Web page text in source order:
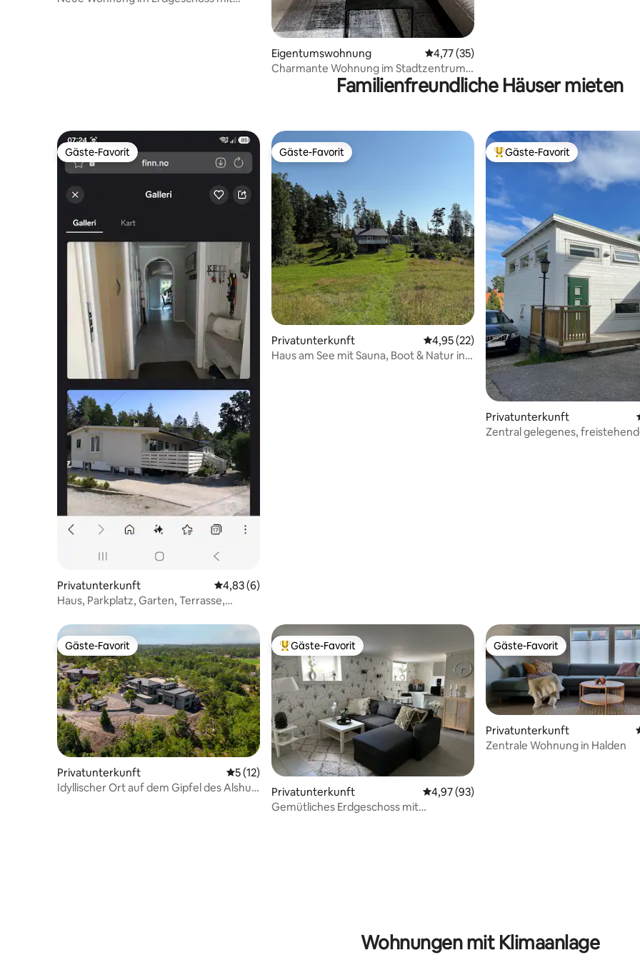
Eigentumswohnung Durchschnittliche Bewertung: 4,77 von 5,
4,77 (35)
Charmante Wohnung im Stadtzentrum
Familienfreundliche Häuser mieten
Gäste-Favorit
Gäste-Favorit
Privatunterkunft Durchschnittliche Bewertung: 4,83 von 5, 6 Bewertungen
4,83 (6)
Haus, Parkplatz, Garten, Terrasse,
Gäste-Favorit
Gäste-Favorit
Privatunterkunft Durchschnittliche Bewertung: 4,95 von 5,
4,95 (22)
Haus am See mit Sauna, Boot & Natur in
Beliebter Gäste-Favorit.
Gäste-Favorit
Privatunterkunft
Zentral gelegenes,
Gäste-Favorit
Gäste-Favorit
Privatunterkunft Durchschnittliche Bewertung: 5 von 5, 12 Bewertungen
5 (12)
Idyllischer Ort auf dem Gipfel des Alshus,
Beliebter Gäste-Favorit.
Gäste-Favorit
Privatunterkunft Durchschnittliche Bewertung: 4,97 von 5,
4,97 (93)
Gemütliches Erdgeschoss mit
Gäste-Favorit
Gäste-Favorit
Privatunterkunft
Zentrale Wohnung in Halden
Wohnungen mit Klimaanlage